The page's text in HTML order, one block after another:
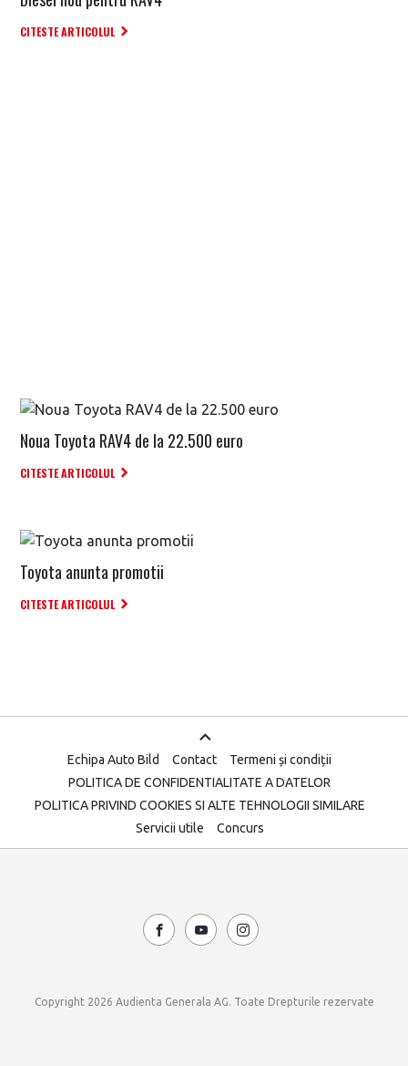
CITESTE ARTICOLUL
Noua Toyota RAV4 de la 22.500 euro
CITESTE ARTICOLUL
Toyota anunta promotii
CITESTE ARTICOLUL
Echipa Auto Bild Contact
Termeni și condiții
POLITICA DE CONFIDENTIALITATE A DATELOR
POLITICA PRIVIND COOKIES SI ALTE TEHNOLOGII SIMILARE
Servicii utile
Concurs
Copyright 2026 Audienta Generala AG. Toate Drepturile rezervate